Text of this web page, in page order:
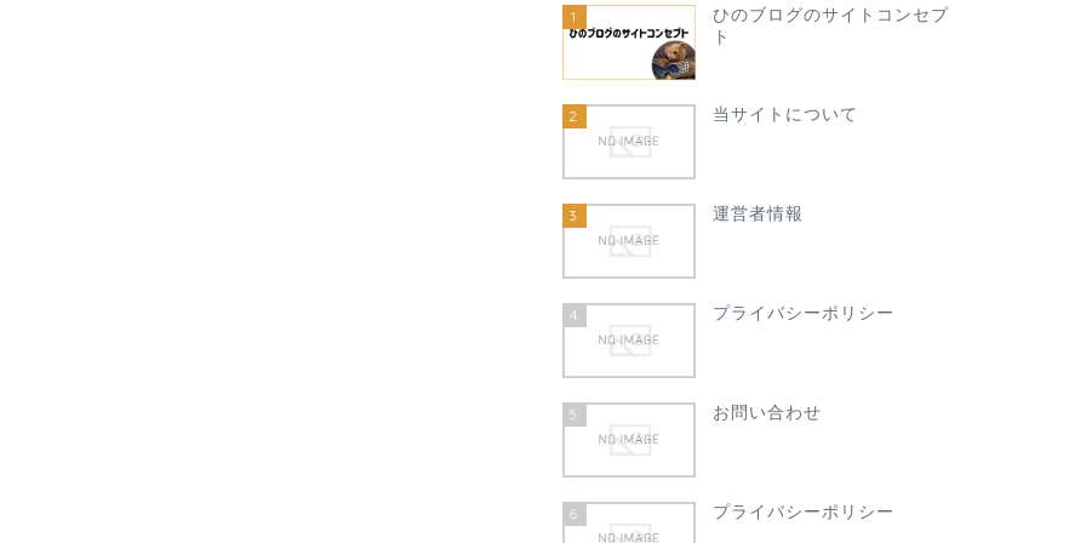
1
ひのブログのサイトコンセプ
ト
2 当サイトについて
3 運営者情報
4 プライバシーポリシー
5 お問い合わせ
6 プライバシーポリシー